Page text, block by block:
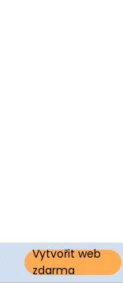
Vytvořit web
zdarma